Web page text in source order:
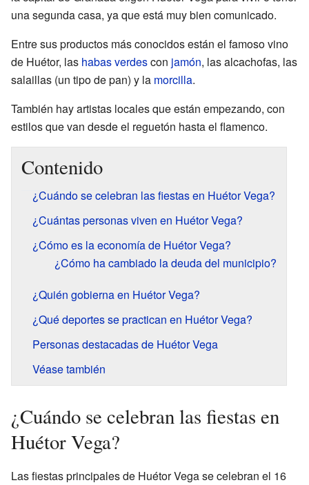
una segunda casa, ya que está muy bien comunicado.
Entre sus productos más conocidos están el famoso vino
de Huétor, las habas verdescon jamón, las alcachofas, las
salaillas (un tipo de pan) y la morcilla.
También hay artistas locales que están empezando, con
estilos que van desde el reguetón hasta el flamenco.
Contenido
¿Cuándo se celebran las fiestas en Huétor Vega?
¿Cuántas personas viven en Huétor Vega?
¿Cómo es la economía de Huétor Vega?
¿Cómo ha cambiado la deuda del municipio?
¿Quién gobierna en Huétor Vega?
¿Qué deportes se practican en Huétor Vega?
Personas destacadas de Huétor Vega
Véase también
¿Cuándo se celebran las fiestas en
Huétor Vega?
Las fiestas principales de Huétor Vega se celebran el 16